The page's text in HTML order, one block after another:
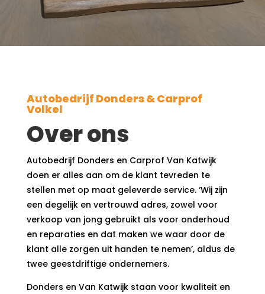
Autobedrijf Donders & Carprof
Volkel
Over ons
Autobedrijf Donders en Carprof Van Katwijk
doen er alles aan om de klant tevreden te
stellen met op maat geleverde service. ‘Wij zijn
een degelijk en vertrouwd adres, zowel voor
verkoop van jong gebruikt als voor onderhoud
en reparaties en dat maken we waar door de
klant alle zorgen uit handen te nemen’, aldus de
twee geestdriftige ondernemers.
Donders en Van Katwijk staan voor kwaliteit en